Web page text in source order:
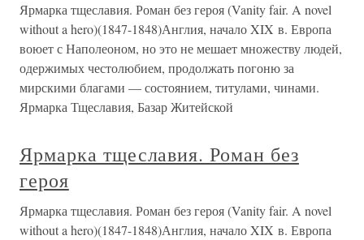
Ярмарка тщеславия. Роман без героя (Vanity fair. A novel
without a hero)(1847-1848)Англия, начало XIX в. Европа
воюет с Наполеоном, но это не мешает множеству людей,
одержимых честолюбием, продолжать погоню за
мирскими благами — состоянием, титулами, чинами.
Ярмарка Тщеславия, Базар Житейской
Ярмарка тщеславия. Роман без
героя
Ярмарка тщеславия. Роман без героя (Vanity fair. A novel
without a hero)(1847-1848)Англия, начало XIX в. Европа